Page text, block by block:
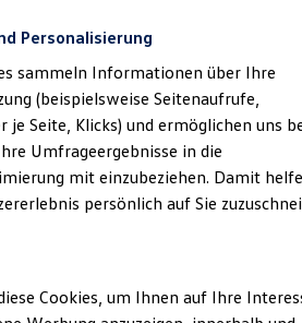
mit Schlussrate
und Garantien
Class bei Volkswagen
Personalisierung
sammeln Informationen über Ihre
(beispielsweise Seitenaufrufe,
je Seite, Klicks) und ermöglichen uns
Umfrageergebnisse in die
mit einzubeziehen. Damit
persönlich auf Sie
Cookies, um Ihnen auf Ihre